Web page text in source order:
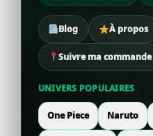
Blog À propos
Suivre ma commande
UNIVERS POPULAIRES
One Piece Naruto